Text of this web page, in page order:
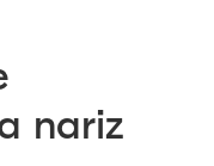
nariz